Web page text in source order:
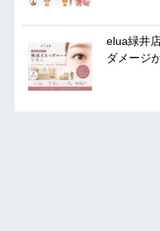
elua緑井
ダメージ